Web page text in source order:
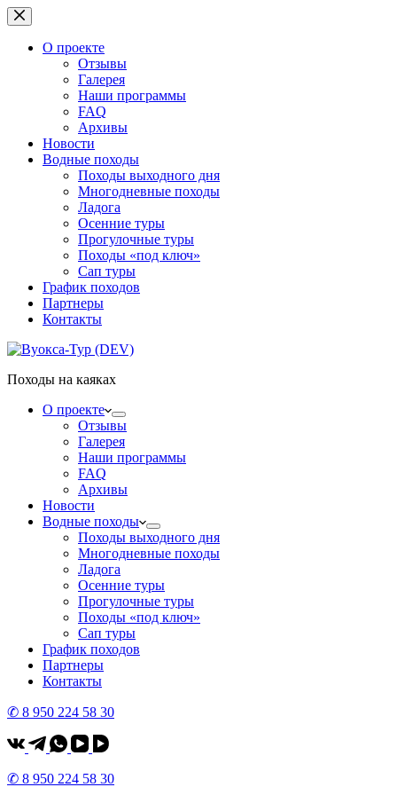
Перейти
к
сути
О проекте
Отзывы
Галерея
Наши программы
FAQ
Архивы
Новости
Водные походы
Походы выходного дня
Многодневные походы
Ладога
Осенние туры
Прогулочные туры
Походы «под ключ»
Сап туры
График походов
Партнеры
Контакты
Походы на каяках
О проекте
Отзывы
Галерея
Наши программы
FAQ
Архивы
Новости
Водные походы
Походы выходного дня
Многодневные походы
Ладога
Осенние туры
Прогулочные туры
Походы «под ключ»
Сап туры
График походов
Партнеры
Контакты
✆ 8 950 224 58 30
✆ 8 950 224 58 30